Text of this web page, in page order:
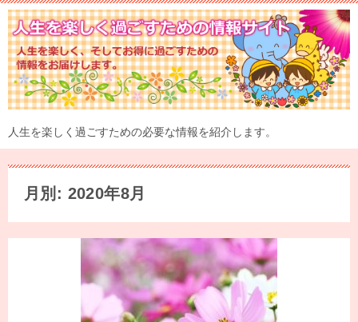
人生を楽しく過ごすための必要な情報を紹介します。
月別: 2020年8月